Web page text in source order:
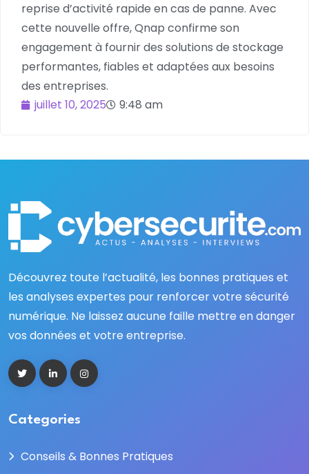
reprise d’activité rapide en cas de panne. Avec
cette nouvelle offre, Qnap confirme son
engagement à fournir des solutions de stockage
performantes, fiables et adaptées aux besoins
des entreprises.
juillet 10, 2025
9:48 am
Découvrez toute l’actualité, les bonnes pratiques et
les analyses expertes pour renforcer votre sécurité
numérique. Ne laissez aucune faille mettre en danger
vos données et votre entreprise.
Categories
Conseils & Bonnes Pratiques